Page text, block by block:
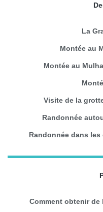
La
Montée au
Montée au
Visite de la
Randonnée
Randonnée dans
Comment obtenir